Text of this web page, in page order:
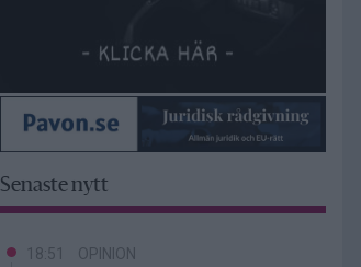
Senaste nytt
18:51 OPINION